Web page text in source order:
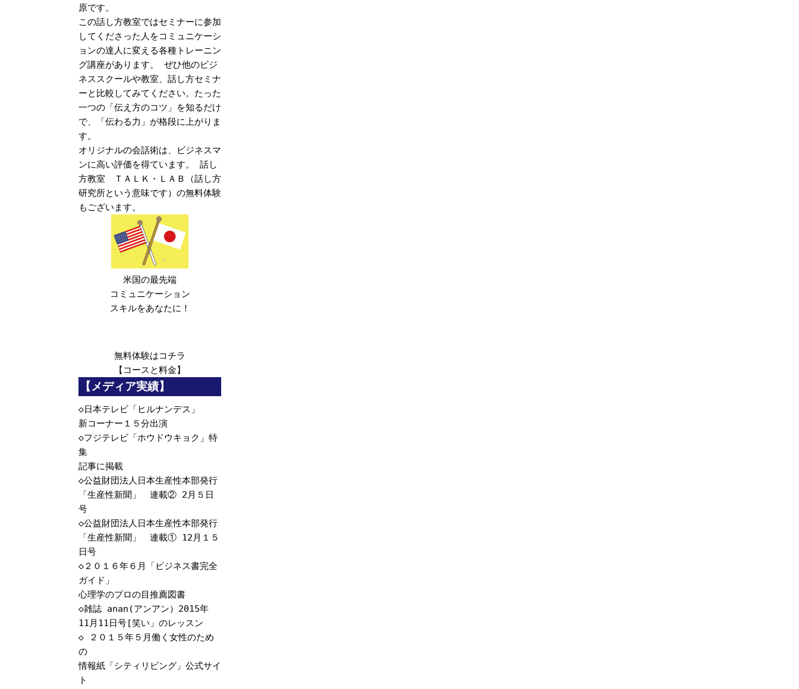
原です。
この話し方教室ではセミナーに参加
してくださった人をコミュニケーシ
ョンの達人に変える各種トレーニン
グ講座があります。 ぜひ他のビジ
ネススクールや教室、話し方セミナ
ーと比較してみてください。たった
一つの「伝え方のコツ」を知るだけ
で、「伝わる力」が格段に上がりま
す。
オリジナルの会話術は、ビジネスマ
ンに高い評価を得ています。 話し
方教室 ＴＡＬＫ・ＬＡＢ（話し方
研究所という意味です）の無料体験
もございます。
米国の最先端
コミュニケーション
スキルをあなたに！
無料体験はコチラ
【コースと料金】
【メディア実績】
◇日本テレビ「ヒルナンデス」
新コーナー１５分出演
◇フジテレビ「ホウドウキョク」特
集
記事に掲載
◇公益財団法人日本生産性本部発行
「生産性新聞」 連載② 2月５日
号
◇公益財団法人日本生産性本部発行
「生産性新聞」 連載① 12月１５
日号
◇２０１６年６月「ビジネス書完全
ガイド」
心理学のプロの目推薦図書
◇雑誌 anan(アンアン）2015年
11月11日号[笑い」のレッスン
◇
２０１５年５月働く女性のため
の
情報紙「シティリビング」公式サイ
ト